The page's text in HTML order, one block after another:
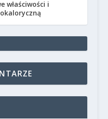
właściwości i